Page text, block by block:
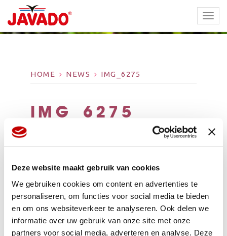
Deze website maakt gebruik van cookies
We gebruiken cookies om content en advertenties te
personaliseren, om functies voor social media te bieden
en om ons websiteverkeer te analyseren. Ook delen we
informatie over uw gebruik van onze site met onze
partners voor social media, adverteren en analyse. Deze
HOME NEWS IMG_6275
IMG_6275